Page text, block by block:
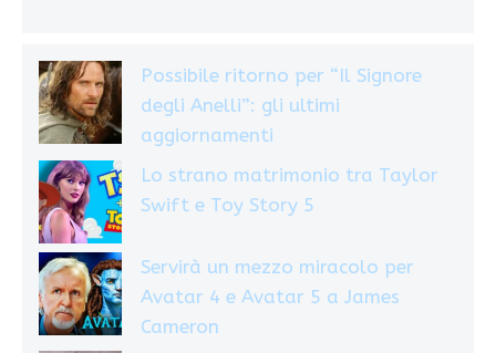
Possibile ritorno per “Il Signore
degli Anelli”: gli ultimi
aggiornamenti
Lo strano matrimonio tra Taylor
Swift e Toy Story 5
Servirà un mezzo miracolo per
Avatar 4 e Avatar 5 a James
Cameron